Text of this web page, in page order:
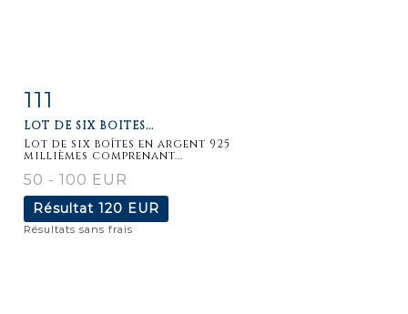
111
LOT DE SIX BOÎTES...
Lot de six boîtes en argent 925
millièmes comprenant...
50 - 100 EUR
Résultat 120 EUR
Résultats sans frais